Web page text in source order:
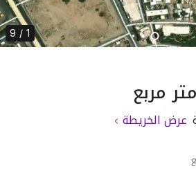
1 / 9
عرض الخريطة